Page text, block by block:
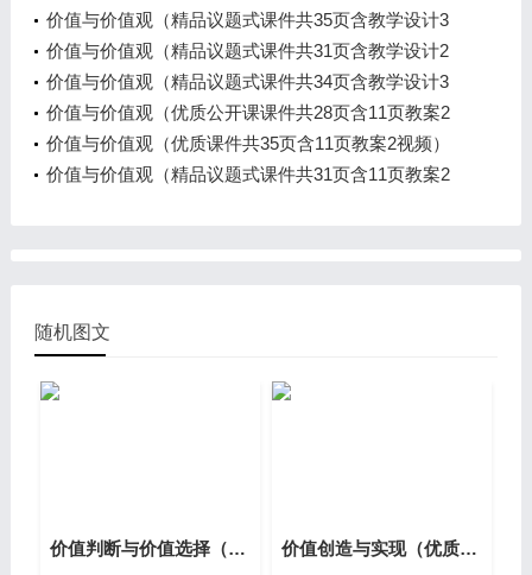
视频）
价值与价值观（精品议题式课件共35页含教学设计3
视频）
价值与价值观（精品议题式课件共31页含教学设计2
视频）
价值与价值观（精品议题式课件共34页含教学设计3
视频）
价值与价值观（优质公开课课件共28页含11页教案2
视频）
价值与价值观（优质课件共35页含11页教案2视频）
价值与价值观（精品议题式课件共31页含11页教案2
随机图文
价值判断与价值选择（精品议题式课件共31页含教学设计1视频） 价值创造与实现（优质公开课课件共18页含教学设计逐字稿1视频）